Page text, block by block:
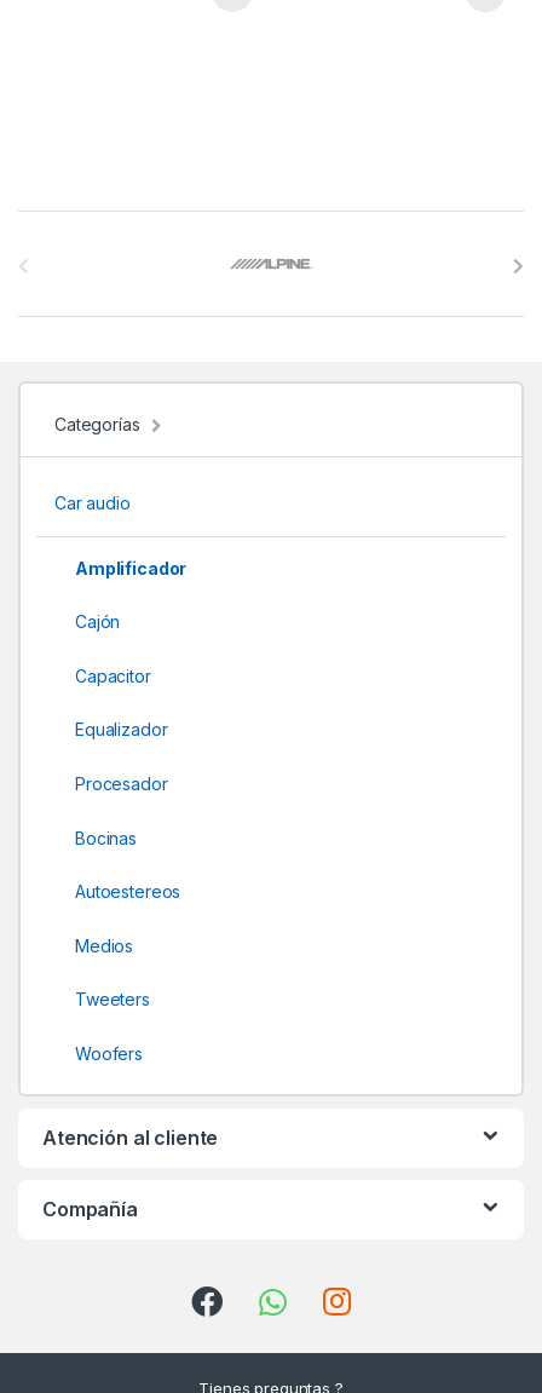
Categorías
Car audio
Amplificador
Cajón
Capacitor
Equalizador
Procesador
Bocinas
Autoestereos
Medios
Tweeters
Woofers
Atención al cliente
Compañía
Tienes preguntas ?